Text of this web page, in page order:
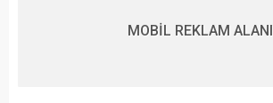
MOBİL REKLAM ALANI